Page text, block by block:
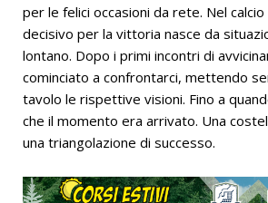
per le felici occasioni da rete. Nel
decisivo per la vittoria nasce da
lontano. Dopo i primi incontri di
cominciato a confrontarci, mettendo
tavolo le rispettive visioni. Fino a
che il momento era arrivato. Una
una triangolazione di successo.